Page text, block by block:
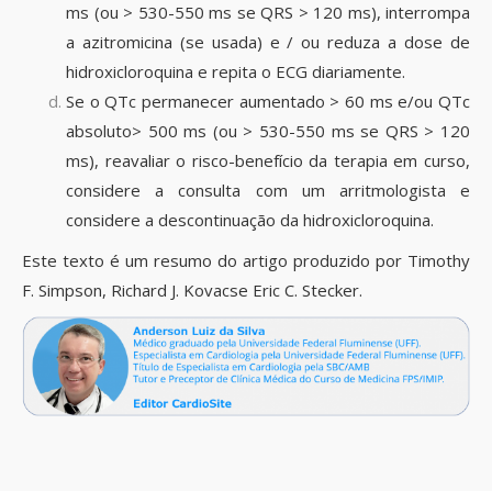
ms (ou > 530-550 ms se QRS > 120 ms), interrompa
a azitromicina (se usada) e / ou reduza a dose de
hidroxicloroquina e repita o ECG diariamente.
Se o QTc permanecer aumentado > 60 ms e/ou QTc
absoluto> 500 ms (ou > 530-550 ms se QRS > 120
ms), reavaliar o risco-benefício da terapia em curso,
considere a consulta com um arritmologista e
considere a descontinuação da hidroxicloroquina.
Este texto é um resumo do artigo produzido por Timothy
F. Simpson, Richard J. Kovacse Eric C. Stecker.